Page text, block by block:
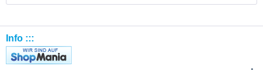
Info :::